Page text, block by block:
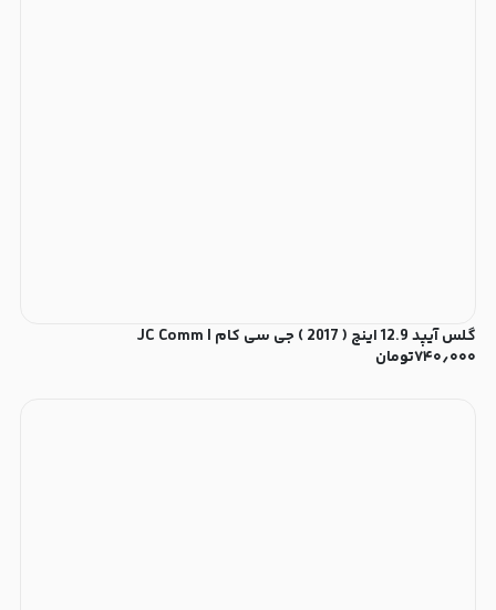
گلس آیپد 12.9 اینچ ( 2017 ) جی سی کام | JC Comm
۷۴۰٫۰۰۰تومان